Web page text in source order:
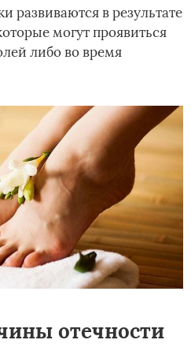
развиваются в результате
могут проявиться
либо во время
отечности